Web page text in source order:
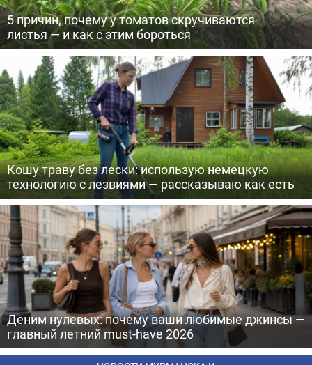
5 причин, почему у томатов скручиваются
листья — и как с этим бороться
Кошу траву без лески: использую немецкую
технологию с лезвиями — рассказываю как есть
Деним нулевых: почему ваши любимые джинсы —
главный летний must-have 2026